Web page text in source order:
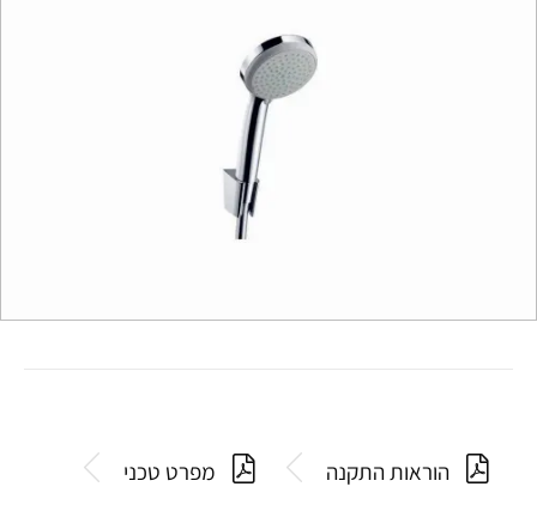
הוראות התקנה מפרט טכני